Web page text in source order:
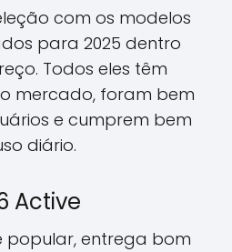
com os modelos
para 2025 dentro
Todos eles têm
mercado, foram bem
e cumprem bem
diário.
Active
popular, entrega bom